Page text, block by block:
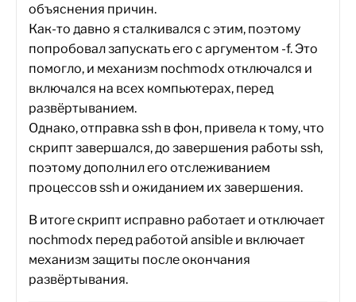
объяснения причин.
Как-то давно я сталкивался с этим, поэтому
попробовал запускать его с аргументом -f. Это
помогло, и механизм nochmodx отключался и
включался на всех компьютерах, перед
развёртыванием.
Однако, отправка ssh в фон, привела к тому, что
скрипт завершался, до завершения работы ssh,
поэтому дополнил его отслеживанием
процессов ssh и ожиданием их завершения.
В итоге скрипт исправно работает и отключает
nochmodx перед работой ansible и включает
механизм защиты после окончания
развёртывания.